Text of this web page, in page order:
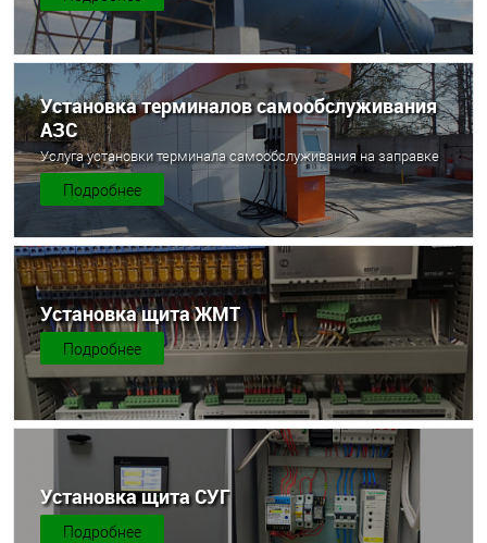
Установка терминалов самообслуживания
АЗС
Услуга установки терминала самообслуживания на заправке
Подробнее
Установка щита ЖМТ
Подробнее
Установка щита СУГ
Подробнее